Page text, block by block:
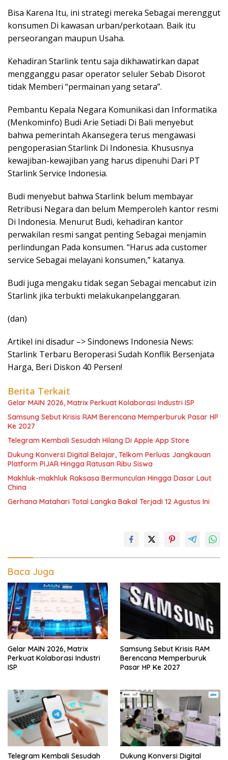
Bisa Karena Itu, ini strategi mereka Sebagai merenggut
konsumen Di kawasan urban/perkotaan. Baik itu
perseorangan maupun Usaha.
Kehadiran Starlink tentu saja dikhawatirkan dapat
mengganggu pasar operator seluler Sebab Disorot
tidak Memberi “permainan yang setara”.
Pembantu Kepala Negara Komunikasi dan Informatika
(Menkominfo) Budi Arie Setiadi Di Bali menyebut
bahwa pemerintah Akansegera terus mengawasi
pengoperasian Starlink Di Indonesia. Khususnya
kewajiban-kewajiban yang harus dipenuhi Dari PT
Starlink Service Indonesia.
Budi menyebut bahwa Starlink belum membayar
Retribusi Negara dan belum Memperoleh kantor resmi
Di Indonesia. Menurut Budi, kehadiran kantor
perwakilan resmi sangat penting Sebagai menjamin
perlindungan Pada konsumen. “Harus ada customer
service Sebagai melayani konsumen,” katanya.
Budi juga mengaku tidak segan Sebagai mencabut izin
Starlink jika terbukti melakukanpelanggaran.
(dan)
Artikel ini disadur –> Sindonews Indonesia News:
Starlink Terbaru Beroperasi Sudah Konflik Bersenjata
Harga, Beri Diskon 40 Persen!
Berita Terkait
Gelar MAIN 2026, Matrix Perkuat Kolaborasi Industri ISP
Samsung Sebut Krisis RAM Berencana Memperburuk Pasar HP
Ke 2027
Telegram Kembali Sesudah Hilang Di Apple App Store
Dukung Konversi Digital Belajar, Telkom Perluas Jangkauan
Platform PIJAR Hingga Ratusan Ribu Siswa
Makhluk-makhluk Raksasa Bermunculan Hingga Dasar Laut
China
Gerhana Matahari Total Langka Bakal Terjadi 12 Agustus Ini
Baca Juga
Gelar MAIN 2026, Matrix
Perkuat Kolaborasi Industri
ISP
Samsung Sebut Krisis RAM
Berencana Memperburuk
Pasar HP Ke 2027
Telegram Kembali Sesudah Dukung Konversi Digital